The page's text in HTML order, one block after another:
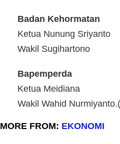
Badan Kehormatan
Ketua Nunung Sriyanto
Wakil Sugihartono
Bapemperda
Ketua Meidiana
Wakil Wahid
MORE FROM: EKONOMI